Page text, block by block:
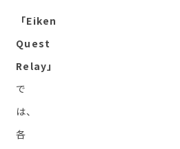
「Eiken
Quest
Relay」
で
は、
各